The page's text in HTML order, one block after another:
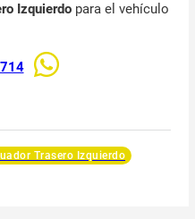
Izquierdopara el vehículo
Trasero Izquierdo